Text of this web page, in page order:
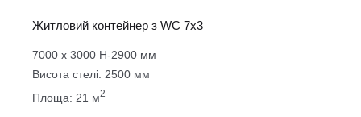
Житловий контейнер з WC 7х3
7000 х 3000 Н-2900 мм
Висота стелі: 2500 мм
Площа: 21 м2